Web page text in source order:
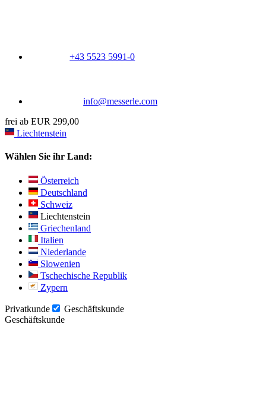
+43 5523 5991-0
info@messerle.com
frei ab EUR 299,00
Liechtenstein
Wählen Sie ihr Land:
Österreich
Deutschland
Schweiz
Liechtenstein
Griechenland
Italien
Niederlande
Slowenien
Tschechische Republik
Zypern
Privatkunde
Geschäftskunde
Geschäftskunde